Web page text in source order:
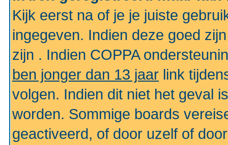
Kijk eerst na of je je juiste
ingegeven. Indien deze goed
zijn . Indien COPPA
ben jonger dan 13 jaar link
volgen. Indien dit niet het geval
worden. Sommige boards
geactiveerd, of door uzelf of